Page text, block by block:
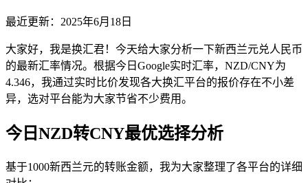
最近更新： 2025年6月18日
大家好，我是换汇君！今天给大家分析一下新西兰元兑人民币
的最新汇率情况。根据今日Google实时汇率，NZD/CNY为
4.346，我通过实时比价发现各大换汇平台的报价存在不小差
异，选对平台能为大家节省不少费用。
今日NZD转CNY最优选择分析
基于1000新西兰元的转账金额，我为大家整理了各平台的详细